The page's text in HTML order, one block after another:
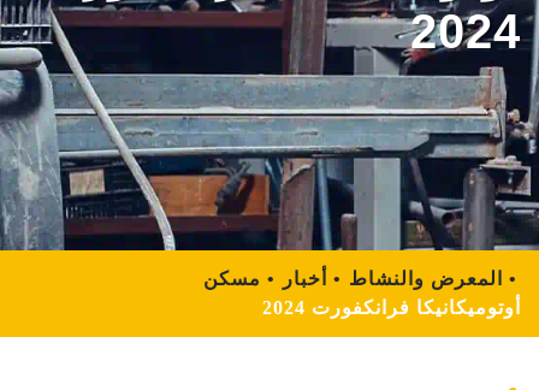
2024
مسكن أخبار
المعرض والنشاط
أوتوميكانيكا فرانكفورت 2024